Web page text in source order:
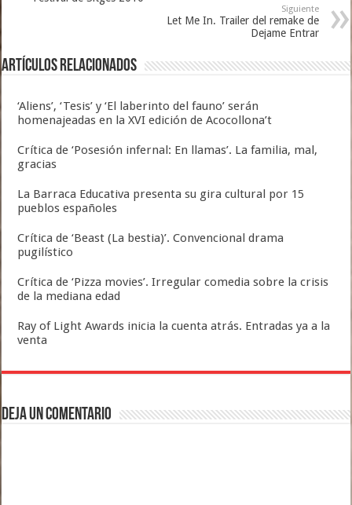
Siguiente
Let Me In. Trailer del remake de
Dejame Entrar
Artículos relacionados
‘Aliens’, ‘Tesis’ y ‘El laberinto del fauno’ serán
homenajeadas en la XVI edición de Acocollona’t
Crítica de ‘Posesión infernal: En llamas’. La familia, mal,
gracias
La Barraca Educativa presenta su gira cultural por 15
pueblos españoles
Crítica de ‘Beast (La bestia)’. Convencional drama
pugilístico
Crítica de ‘Pizza movies’. Irregular comedia sobre la crisis
de la mediana edad
Ray of Light Awards inicia la cuenta atrás. Entradas ya a la
venta
Deja un comentario